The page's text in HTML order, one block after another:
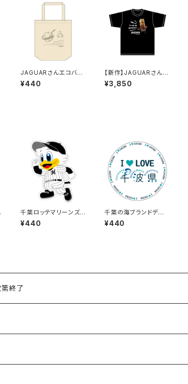
JAGUARさんエコバッ
グ
¥440
【新作】JAGUARさん
Tシャツ（だまってジャ
ガーについてこい！B）Bl
¥3,850
千葉ロッテマリーンズス
テッカー14
¥440
千葉の海ブランドデザ
イン：ステッカー3
¥440
第終了